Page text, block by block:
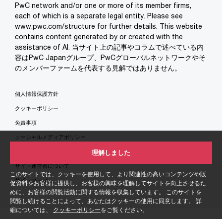
このサイトでは、クッキーを使用して、より関連性の高いコンテンツや販
促資料をお客様に提供し、お客様の興味を理解してサイトを向上させるた
めに、お客様の閲覧活動に関する情報を収集しています。 このサイトを
閲覧し続けることによって、あなたはクッキーの使用に同意します。 詳
細については、 クッキーポリシーをご覧ください。
理解しました
PwC network and/or one or more of its member firms,
each of which is a separate legal entity. Please see
www.pwc.com/structure for further details. This website
contains content generated by or created with the
assistance of AI. 当サイト上の記事やコラムで述べている内
容はPwC Japanグループ、PwCグローバルネットワークやそ
のメンバーファームを代表する見解ではありません。
個人情報保護方針
クッキーポリシー
免責事項
ソーシャルメディアポリシー
サイト運営者について
サイトマップ